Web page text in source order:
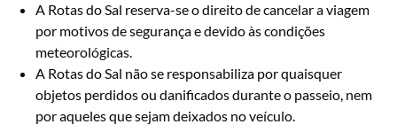
A Rotas do Sal reserva-se o direito de cancelar a viagem
por motivos de segurança e devido às condições
meteorológicas.
A Rotas do Sal não se responsabiliza por quaisquer
objetos perdidos ou danificados durante o passeio, nem
por aqueles que sejam deixados no veículo.